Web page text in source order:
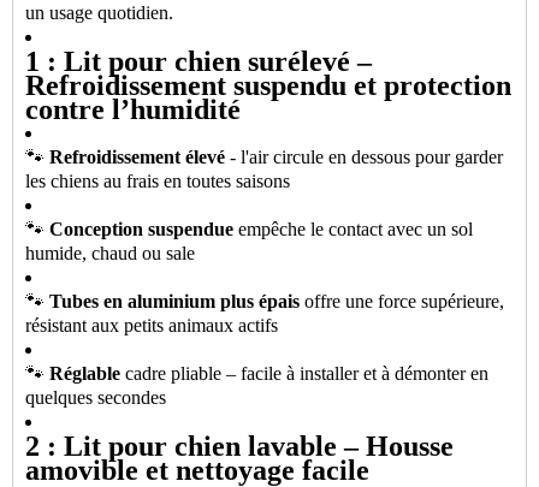
un usage quotidien.
1 : Lit pour chien surélevé –
Refroidissement suspendu et protection
contre l’humidité
🐾 Refroidissement élevé - l'air circule en dessous pour garder
les chiens au frais en toutes saisons
🐾 Conception suspendue empêche le contact avec un sol
humide, chaud ou sale
🐾 Tubes en aluminium plus épais offre une force supérieure,
résistant aux petits animaux actifs
🐾 Réglable cadre pliable – facile à installer et à démonter en
quelques secondes
2 : Lit pour chien lavable – Housse
amovible et nettoyage facile